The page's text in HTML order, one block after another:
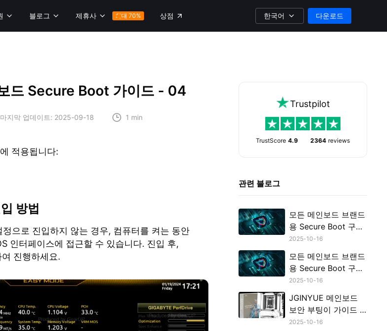
블로그 제휴사 최대 70% 상점 한국어 다운로드
드 Secure Boot 가이드 - 04
마지막 업데이트: 2025-09-18 1 min
적용됩니다:
방법
으로 진입하지 않는 경우, 컴퓨터를 켜는 동안
인터페이스에 접근할 수 있습니다. 진입 후,
진행하세요.
Trustpilot
TrustScore 4.9 2364 reviews
관련 블로그
모든 메인보드 브랜드
용 Secure Boot 구성
가이드 - 2
2025-10-16
모든 메인보드 브랜드
용 Secure Boot 구성
가이드
2025-10-16
JGINYUE 메인보드
보안 부팅이 가이드 -
2
2025-10-16